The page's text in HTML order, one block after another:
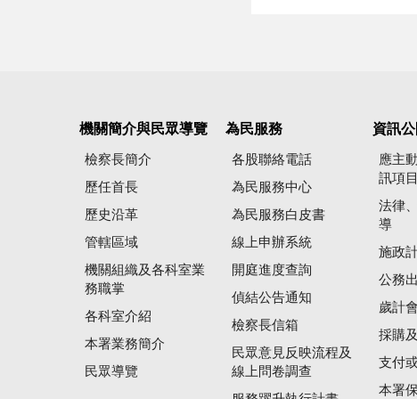
機關簡介與民眾導覽
檢察長簡介
歷任首長
歷史沿革
管轄區域
機關組織及各科室業
務職掌
各科室介紹
本署業務簡介
民眾導覽
為民服務
各股聯絡電話
為民服務中心
為民服務白皮書
線上申辦系統
開庭進度查詢
偵結公告通知
檢察長信箱
民眾意見反映流程及
線上問卷調查
資訊
應主
訊項目
法律
導
施政
公務
歲計
採購
支付
本署